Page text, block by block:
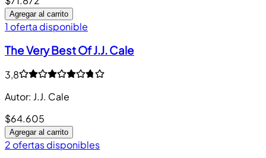
Agregar al carrito
1 oferta disponible
The Very Best Of J.J. Cale
3,8
Autor: J.J. Cale
$64.605
Agregar al carrito
2 ofertas disponibles